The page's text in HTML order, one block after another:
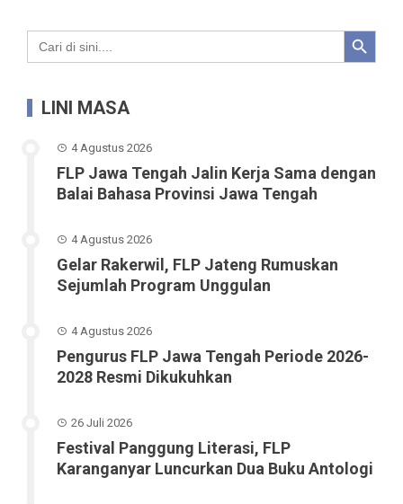
Search
for:
Search Button
LINI MASA
4 Agustus 2026
FLP Jawa Tengah Jalin Kerja Sama dengan
Balai Bahasa Provinsi Jawa Tengah
4 Agustus 2026
Gelar Rakerwil, FLP Jateng Rumuskan
Sejumlah Program Unggulan
4 Agustus 2026
Pengurus FLP Jawa Tengah Periode 2026-
2028 Resmi Dikukuhkan
26 Juli 2026
Festival Panggung Literasi, FLP
Karanganyar Luncurkan Dua Buku Antologi